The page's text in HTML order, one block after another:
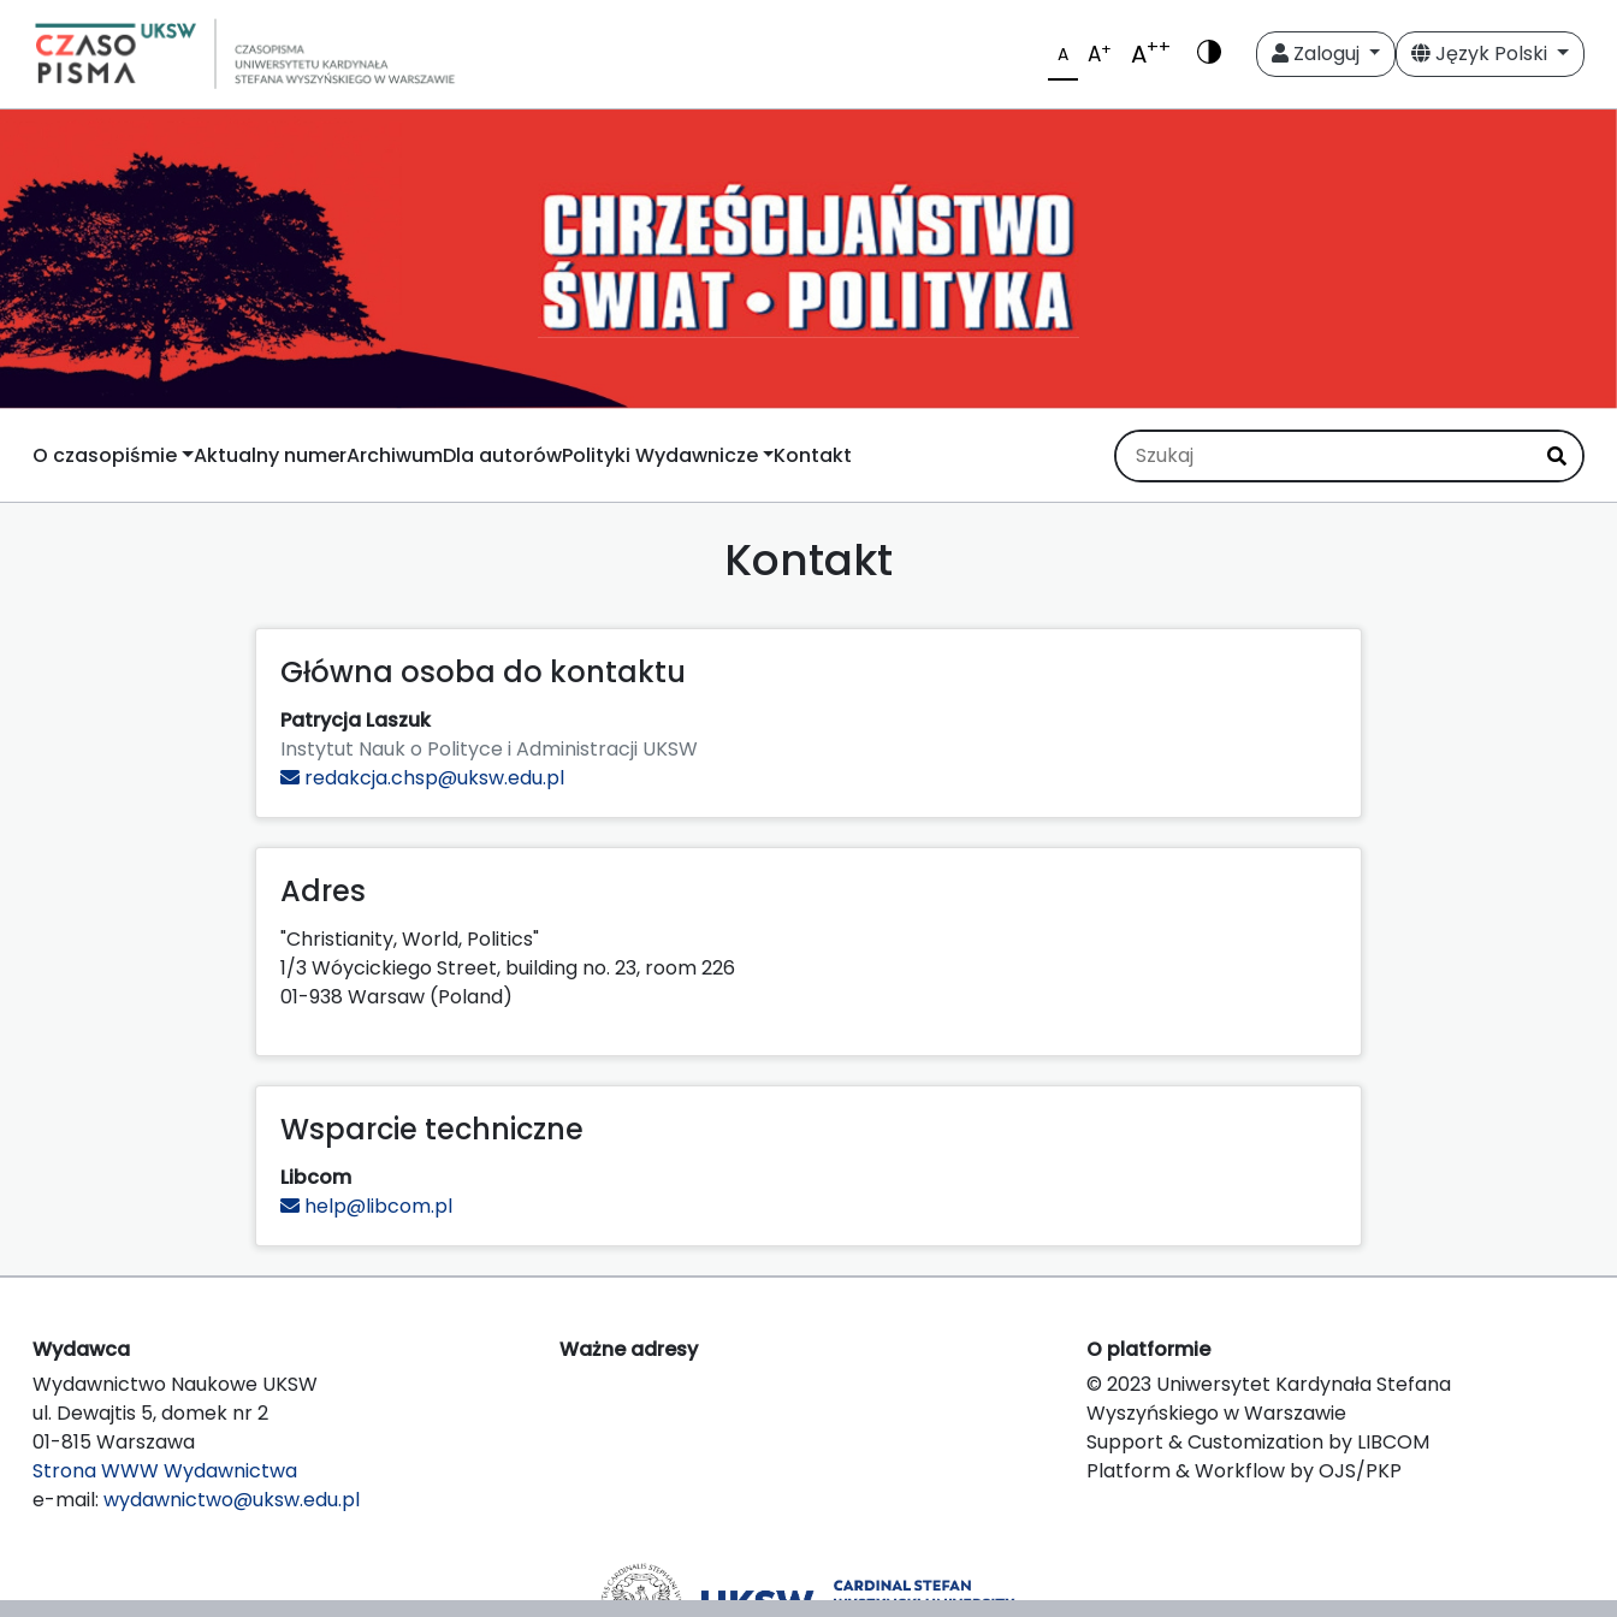
A A+ A++ Zaloguj Język Polski
O czasopiśmie Aktualny numerArchiwumDla autorówPolityki Wydawnicze Kontakt
Kontakt
Główna osoba do kontaktu
Patrycja Laszuk
Instytut Nauk o Polityce i Administracji UKSW
redakcja.chsp@uksw.edu.pl
Adres
"Christianity, World, Politics"
1/3 Wóycickiego Street, building no. 23, room 226
01-938 Warsaw (Poland)
Wsparcie techniczne
Libcom
help@libcom.pl
Wydawca
Wydawnictwo Naukowe UKSW
ul. Dewajtis 5, domek nr 2
01-815 Warszawa
Strona WWW Wydawnictwa
e-mail: wydawnictwo@uksw.edu.pl
Ważne adresy
O platformie
© 2023 Uniwersytet Kardynała Stefana
Wyszyńskiego w Warszawie
Support & Customization by LIBCOM
Platform & Workflow by OJS/PKP